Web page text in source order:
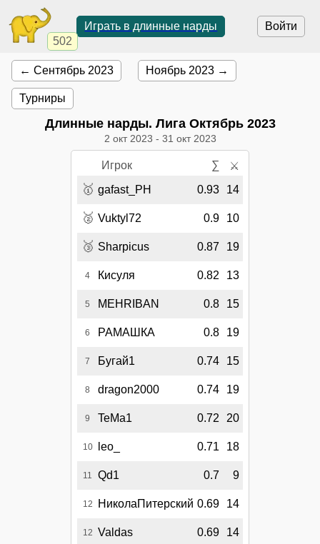
502
Войти
Играть в длинные нарды
← Сентябрь 2023 Ноябрь 2023 →
Турниры
Длинные нарды. Лига Октябрь 2023
2 окт 2023 - 31 окт 2023
Игрок ∑ ⚔
🥇 gafast_PH 0.93 14
🥈 Vuktyl72 0.9 10
🥉 Sharpicus 0.87 19
4 Кисуля 0.82 13
5 MEHRIBAN 0.8 15
6 РАМАШКА 0.8 19
7 Бугай1 0.74 15
8 dragon2000 0.74 19
9 TeMa1 0.72 20
10 leo_ 0.71 18
11 Qd1 0.7 9
12 НиколаПитерский 0.69 14
12 Valdas 0.69 14